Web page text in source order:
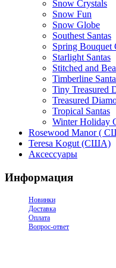
Snow Crystals
Snow Fun
Snow Globe
Southest Santas
Spring Bouquet
Starlight Santas
Stitched and
Timberline
Tiny Treasured
Treasured
Tropical Santas
Winter Holiday
Rosewood Manor (
Teresa Kogut (США)
Аксессуары
Информация
Новинки
Доставка
Оплата
Вопрос-ответ